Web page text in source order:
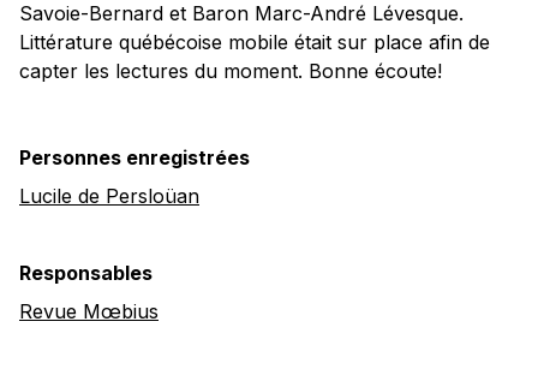
Savoie-Bernard et Baron Marc-André Lévesque.
Littérature québécoise mobile était sur place afin de
capter les lectures du moment. Bonne écoute!
Personnes enregistrées
Lucile de Persloüan
Responsables
Revue Mœbius